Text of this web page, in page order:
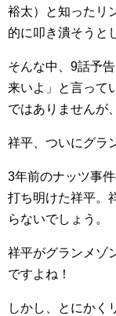
裕太）と知ったリ
的に叩き潰そうと
そんな中、9話予
来いよ」と言って
ではありませんが
祥平、ついにグラ
3年前のナッツ事
打ち明けた祥平。
らないでしょう。
祥平がグランメゾ
ですよね！
しかし、とにかく